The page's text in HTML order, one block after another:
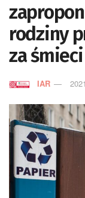
rodziny
za śmieci
IAR